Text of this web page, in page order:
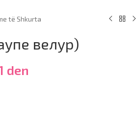
të Shkurta
велур)
den